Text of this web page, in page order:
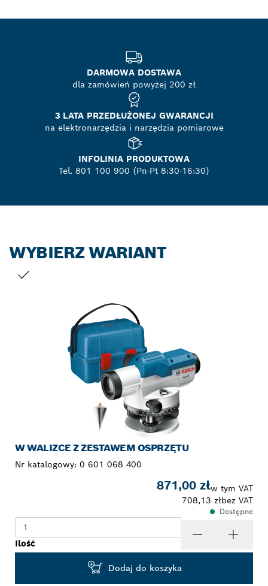
DARMOWA DOSTAWA
dla zamówień powyżej 200 zł
3 LATA PRZEDŁUŻONEJ GWARANCJI
na elektronarzędzia i narzędzia pomiarowe
INFOLINIA PRODUKTOWA
Tel. 801 100 900 (Pn-Pt 8:30-16:30)
WYBIERZ WARIANT
W WALIZCE Z ZESTAWEM OSPRZĘTU
Nr katalogowy: 0 601 068 400
871,00 złw tym VAT
708,13 złbez VAT
Dostępne
Ilość
Dodaj do koszyka